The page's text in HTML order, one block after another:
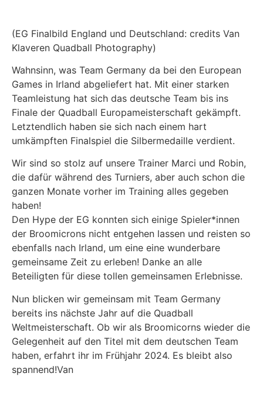
(EG Finalbild England und Deutschland: credits Van
Klaveren Quadball Photography)
Wahnsinn, was Team Germany da bei den European
Games in Irland abgeliefert hat. Mit einer starken
Teamleistung hat sich das deutsche Team bis ins
Finale der Quadball Europameisterschaft gekämpft.
Letztendlich haben sie sich nach einem hart
umkämpften Finalspiel die Silbermedaille verdient.
Wir sind so stolz auf unsere Trainer Marci und Robin,
die dafür während des Turniers, aber auch schon die
ganzen Monate vorher im Training alles gegeben
haben!
Den Hype der EG konnten sich einige Spieler*innen
der Broomicrons nicht entgehen lassen und reisten so
ebenfalls nach Irland, um eine eine wunderbare
gemeinsame Zeit zu erleben! Danke an alle
Beteiligten für diese tollen gemeinsamen Erlebnisse.
Nun blicken wir gemeinsam mit Team Germany
bereits ins nächste Jahr auf die Quadball
Weltmeisterschaft. Ob wir als Broomicorns wieder die
Gelegenheit auf den Titel mit dem deutschen Team
haben, erfahrt ihr im Frühjahr 2024. Es bleibt also
spannend!Van